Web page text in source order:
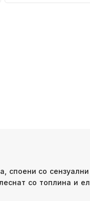
споени со
со топлина и